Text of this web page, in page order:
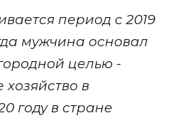
период с 2019
мужчина основал
целью -
хозяйство в
годув стране